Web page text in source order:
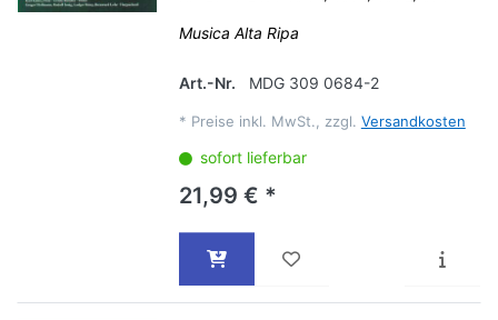
Musica Alta Ripa
Art.-Nr. MDG 309 0684-2
* Preise inkl. MwSt., zzgl. Versandkosten
sofort lieferbar
21,99 € *